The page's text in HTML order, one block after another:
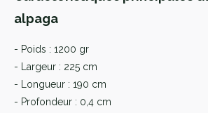
alpaga
- Poids : 1200 gr
- Largeur : 225 cm
- Longueur : 190 cm
- Profondeur : 0,4 cm